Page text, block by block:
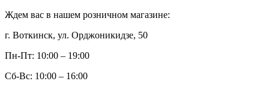
Ждем вас в нашем розничном магазине:
г. Воткинск, ул. Орджоникидзе, 50
Пн-Пт: 10:00 – 19:00
Сб-Вс: 10:00 – 16:00